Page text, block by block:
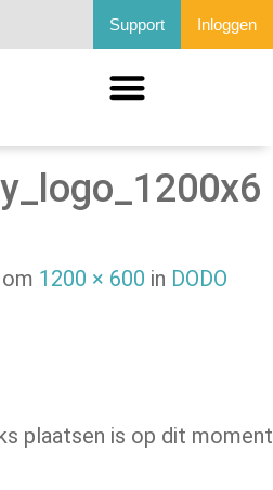
Support Inloggen
om 1200 × 600 in DODO
plaatsen is op dit moment